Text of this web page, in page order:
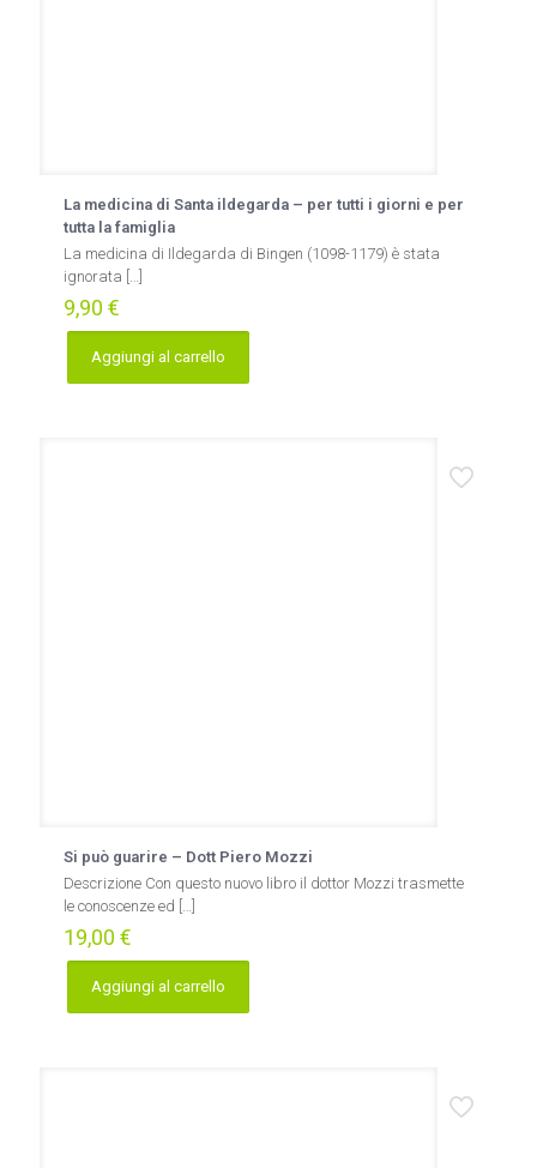
La medicina di Santa ildegarda – per tutti i giorni e per
tutta la famiglia
La medicina di Ildegarda di Bingen (1098-1179) è stata
ignorata […]
9,90 €
Aggiungi al carrello
Si può guarire – Dott Piero Mozzi
Descrizione Con questo nuovo libro il dottor Mozzi trasmette
le conoscenze ed […]
19,00 €
Aggiungi al carrello